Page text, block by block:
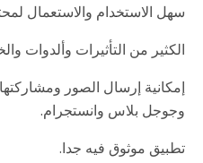
سهل الاستخدام والاستعمال
الكثير من التأثيرات وألدوات
إمكانية إرسال الصور
وجوجل بلاس وانستجرام.
تطبيق موثوق فيه جدا.